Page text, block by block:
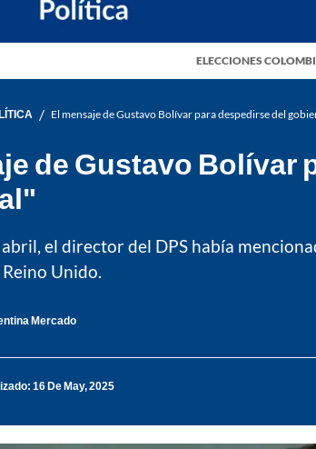
ELECCIONES
/ El mensaje de Gustavo Bolívar para despedirse del
de Gustavo Bolívar
el director del DPS había
Unido.
Mercado
16 De May, 2025